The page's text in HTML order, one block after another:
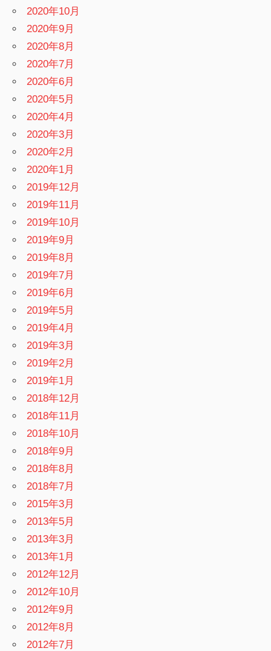
2020年10月
2020年9月
2020年8月
2020年7月
2020年6月
2020年5月
2020年4月
2020年3月
2020年2月
2020年1月
2019年12月
2019年11月
2019年10月
2019年9月
2019年8月
2019年7月
2019年6月
2019年5月
2019年4月
2019年3月
2019年2月
2019年1月
2018年12月
2018年11月
2018年10月
2018年9月
2018年8月
2018年7月
2015年3月
2013年5月
2013年3月
2013年1月
2012年12月
2012年10月
2012年9月
2012年8月
2012年7月